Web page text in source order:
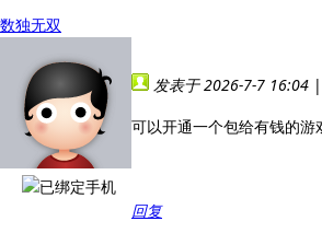
数独无双
发表于 2026-7-7 16:04 |
可以开通一个包给有钱的
回复